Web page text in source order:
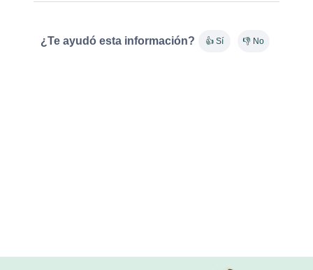
¿Te ayudó esta información? 👍 Sí 👎 No